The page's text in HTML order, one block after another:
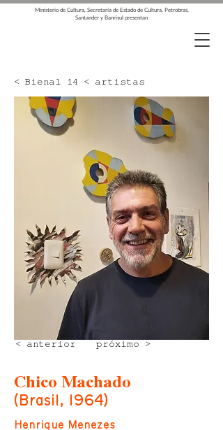
Ministerio de Cultura, Secretaría de Estado de Cultura, Petrobras,
Santander y Banrisul presentan
< Bienal 14 < artistas
próximo >
< anterior
Chico Machado
(Brasil, 1964)
Henrique Menezes